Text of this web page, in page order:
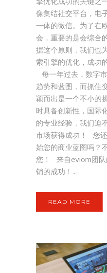
像集结社交平台，电
一体的微信。为了在
会，重要的是会综合
据这个原则，我们也
索引擎的优化，成
每一年过去，数字
趋势和蓝图，而抓住
颖而出是一个不小的
时具备创新性，国际
的专业经验，我们迫
市场获得成功！ 您
始您的商业蓝图吗？
您！ 来自eviom团队
销的成功！...
READ MORE